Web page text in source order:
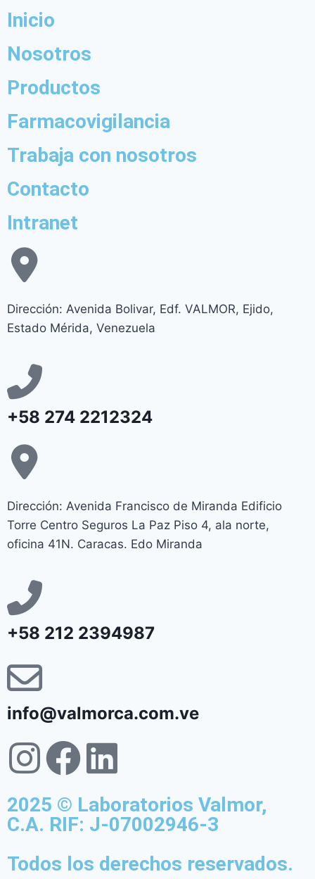
Inicio
Nosotros
Productos
Farmacovigilancia
Trabaja con nosotros
Contacto
Intranet
Dirección: Avenida Bolivar, Edf. VALMOR, Ejido,
Estado Mérida, Venezuela
+58 274 2212324
Dirección: Avenida Francisco de Miranda Edificio
Torre Centro Seguros La Paz Piso 4, ala norte,
oficina 41N. Caracas. Edo Miranda
+58 212 2394987
info@valmorca.com.ve
2025 © Laboratorios Valmor,
C.A. RIF: J-07002946-3
Todos los derechos reservados.